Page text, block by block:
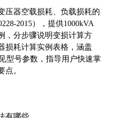
压器空载损耗、负载损耗的
2015），提供1000kVA
，分步骤说明变损计算方
损耗计算实例表格，涵盖
型号参数，指导用户快速掌
点。
有哪些